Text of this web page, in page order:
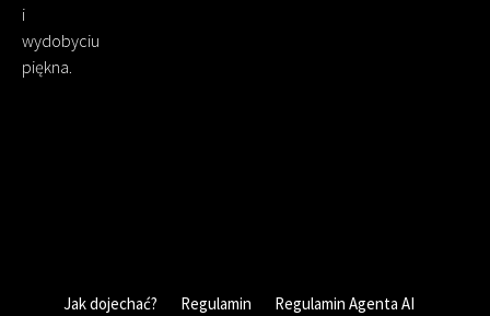
i
wydobyciu
piękna.
Jak dojechać? Regulamin
Regulamin Agenta AI